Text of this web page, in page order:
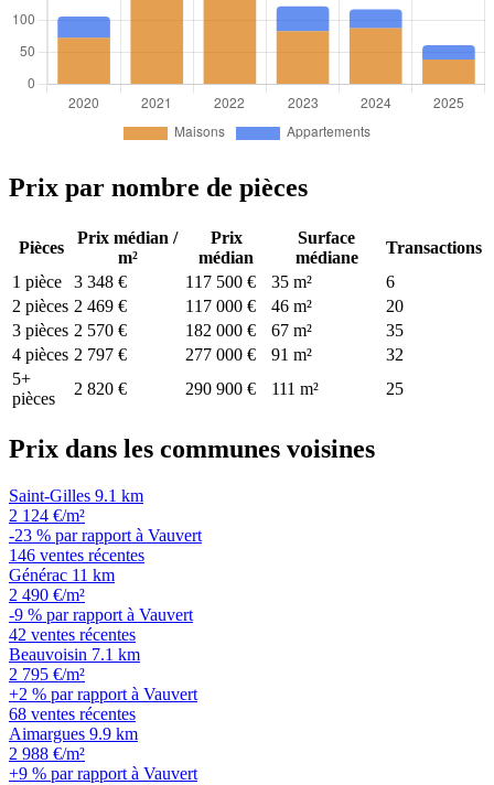
Prix par nombre de pièces
Pièces
Prix médian /
m²
Prix
médian
Surface
médiane
Transactions
1 pièce
3 348 € 117 500 € 35 m²
6
2 pièces 2 469 € 117 000 € 46 m²
20
3 pièces 2 570 € 182 000 € 67 m²
35
4 pièces 2 797 € 277 000 € 91 m²
32
5+
pièces
2 820 € 290 900 € 111 m² 25
Prix dans les communes voisines
Saint-Gilles 9.1 km
2 124 €/m²
-23 % par rapport à Vauvert
146 ventes récentes
Générac 11 km
2 490 €/m²
-9 % par rapport à Vauvert
42 ventes récentes
Beauvoisin 7.1 km
2 795 €/m²
+2 % par rapport à Vauvert
68 ventes récentes
Aimargues 9.9 km
2 988 €/m²
+9 % par rapport à Vauvert